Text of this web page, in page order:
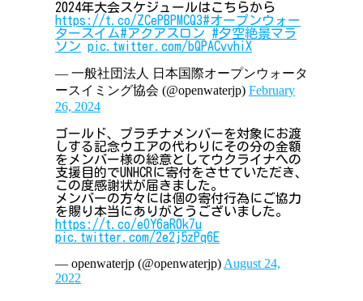
2024年大会スケジュールはこちらから
https://t.co/ZCePBPMCQ3#オープンウォー
タースイム#アクアスロン
#夕空絶景マラ
ソン pic.twitter.com/bQPACvvhiX
— 一般社団法人 日本国際オープンウォータ
ースイミング協会 (@openwaterjp) February
26, 2024
ゴールド、プラチナメンバーを対象にお渡
しする記念ウエアの代わりにその分の金額
をメンバー様の総意としてウクライナへの
支援目的でUNHCRに寄付をさせていただき、
この度感謝状が届きました。
メンバーの方々には個の寄付行為にご協力
を賜り本当にありがとうございました。
https://t.co/eOY6aR0k7u
pic.twitter.com/2e2j5zPq6E
— openwaterjp (@openwaterjp) August 24,
2022